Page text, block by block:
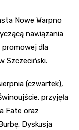
Nowe Warpno
nawiązania
promowej dla
Szczeciński.
(czwartek),
przyjęła
Fate oraz
Dyskusja